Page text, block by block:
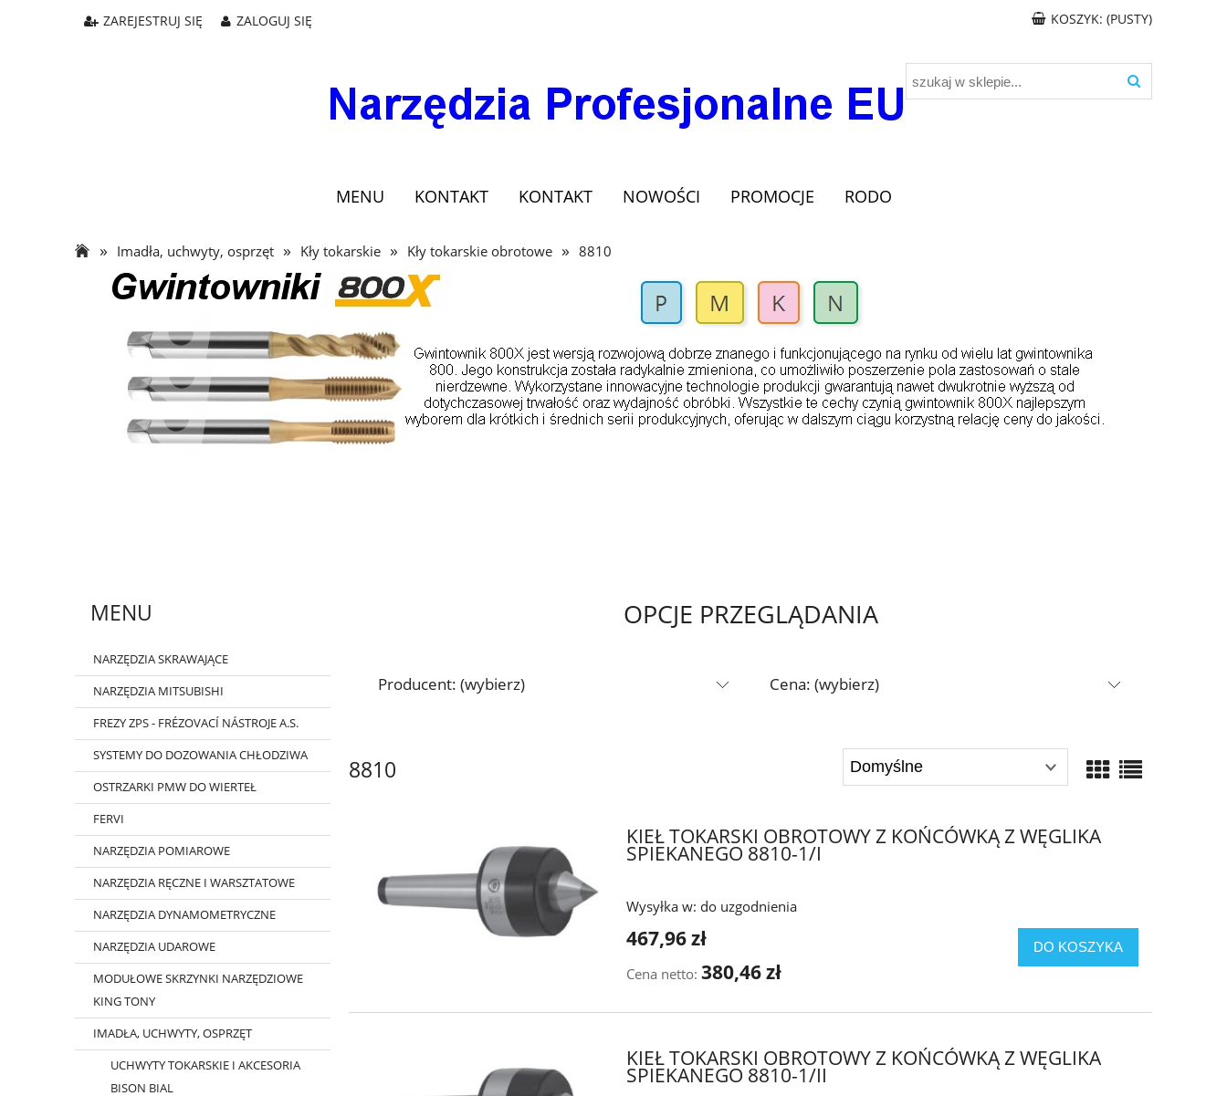
ZAREJESTRUJ SIĘ ZALOGUJ SIĘ KOSZYK: (PUSTY)
MENU KONTAKT KONTAKT NOWOŚCI PROMOCJE RODO
» Imadła, uchwyty, osprzęt » Kły tokarskie » Kły tokarskie obrotowe » 8810
MENU
NARZĘDZIA SKRAWAJĄCE
NARZĘDZIA MITSUBISHI
FREZY ZPS - FRÉZOVACÍ NÁSTROJE A.S.
SYSTEMY DO DOZOWANIA CHŁODZIWA
OSTRZARKI PMW DO WIERTEŁ
FERVI
NARZĘDZIA POMIAROWE
NARZĘDZIA RĘCZNE I WARSZTATOWE
NARZĘDZIA DYNAMOMETRYCZNE
NARZĘDZIA UDAROWE
MODUŁOWE SKRZYNKI NARZĘDZIOWE
KING TONY
IMADŁA, UCHWYTY, OSPRZĘT
UCHWYTY TOKARSKIE I AKCESORIA
BISON BIAL
OPCJE PRZEGLĄDANIA
Producent: (wybierz) Cena: (wybierz)
8810
KIEŁ TOKARSKI OBROTOWY Z KOŃCÓWKĄ Z WĘGLIKA
SPIEKANEGO 8810-1/I
Wysyłka w: do uzgodnienia
467,96 zł
Cena netto:380,46 zł
DO KOSZYKA
KIEŁ TOKARSKI OBROTOWY Z KOŃCÓWKĄ Z WĘGLIKA
SPIEKANEGO 8810-1/II